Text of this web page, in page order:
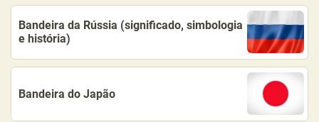
Bandeira da Rússia (significado, simbologia
e história)
Bandeira do Japão